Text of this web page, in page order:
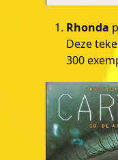
Rhonda
Deze
300